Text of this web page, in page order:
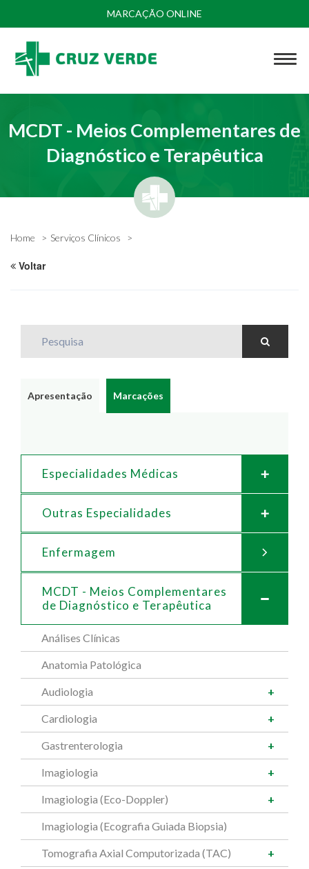
MARCAÇÃO ONLINE
MCDT - Meios Complementares de
Diagnóstico e Terapêutica
Home Serviços Clínicos
Voltar
Apresentação Marcações
Especialidades Médicas
Outras Especialidades
Enfermagem
MCDT - Meios Complementares
de Diagnóstico e Terapêutica
Análises Clínicas
Anatomia Patológica
Audiologia
Cardiologia
Gastrenterologia
Imagiologia
Imagiologia (Eco-Doppler)
Imagiologia (Ecografia Guiada Biopsia)
Tomografia Axial Computorizada (TAC)